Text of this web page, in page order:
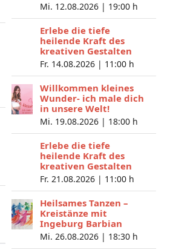
Mi. 12.08.2026 | 19:00 h
Erlebe die tiefe
heilende Kraft des
kreativen Gestalten
Fr. 14.08.2026 | 11:00 h
Willkommen kleines
Wunder- ich male dich
in unsere Welt!
Mi. 19.08.2026 | 18:00 h
Erlebe die tiefe
heilende Kraft des
kreativen Gestalten
Fr. 21.08.2026 | 11:00 h
Heilsames Tanzen –
Kreistänze mit
Ingeburg Barbian
Mi. 26.08.2026 | 18:30 h